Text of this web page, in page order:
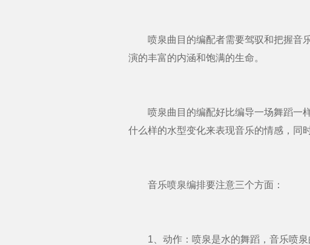
喷泉曲目的编配者需要驾驭和把握音乐
演的丰富的内涵和饱满的生命。
喷泉曲目的编配好比编导一场舞蹈一样
什么样的水型变化来表现音乐的情感，同
音乐喷泉编排要注意三个方面：
1、动作：喷泉是水的舞蹈，音乐喷泉